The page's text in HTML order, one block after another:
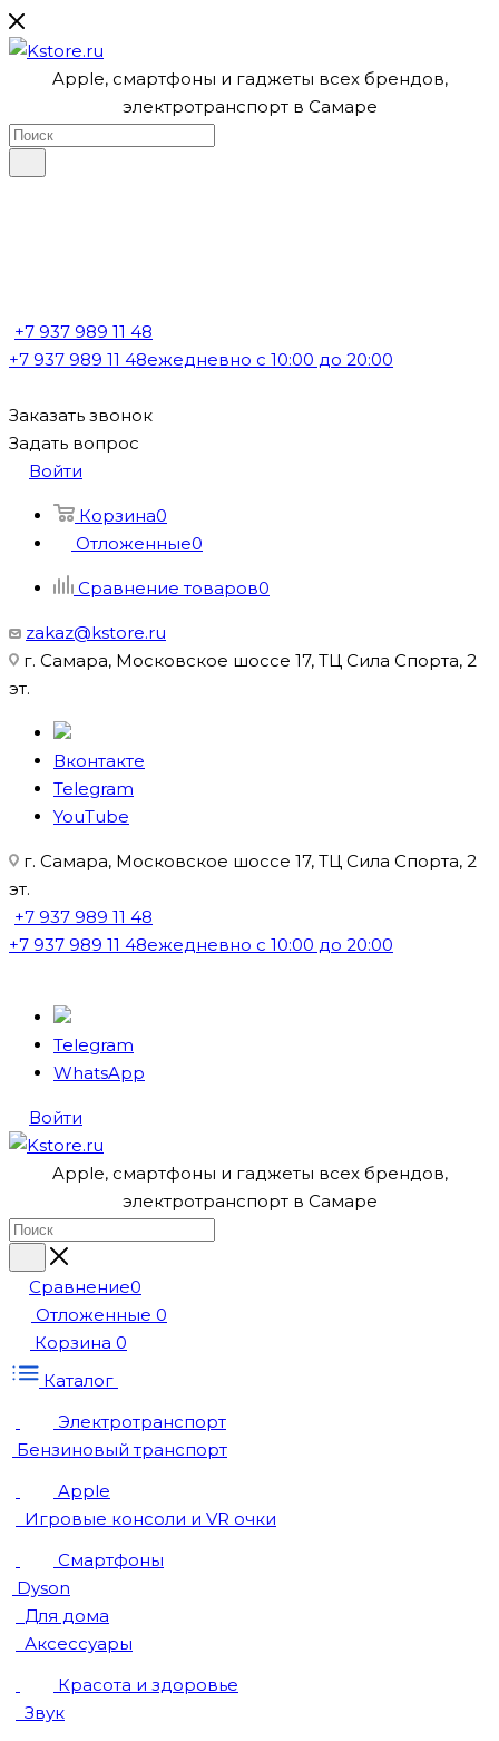
Apple, cмартфоны и гаджеты всех брендов,
электротранспорт в Самаре
+7 937 989 11 48
+7 937 989 11 48ежедневно с 10:00 до 20:00
Заказать звонок
Задать вопрос
Войти
Корзина0
Отложенные0
Сравнение товаров0
zakaz@kstore.ru
г. Самара, Московское шоссе 17, ТЦ Сила Спорта, 2
эт.
Вконтакте
Telegram
YouTube
г. Самара, Московское шоссе 17, ТЦ Сила Спорта, 2
эт.
+7 937 989 11 48
+7 937 989 11 48ежедневно с 10:00 до 20:00
Telegram
WhatsApp
Войти
Apple, cмартфоны и гаджеты всех брендов,
электротранспорт в Самаре
Сравнение0
Отложенные 0
Корзина 0
Каталог
Электротранспорт
Бензиновый транспорт
Apple
Игровые консоли и VR очки
Смартфоны
Dyson
Для дома
Аксессуары
Красота и здоровье
Звук